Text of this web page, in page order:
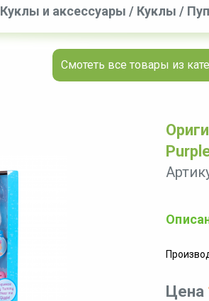
Куклы и аксессуары / Куклы /
Смотеть все товары из
Цена